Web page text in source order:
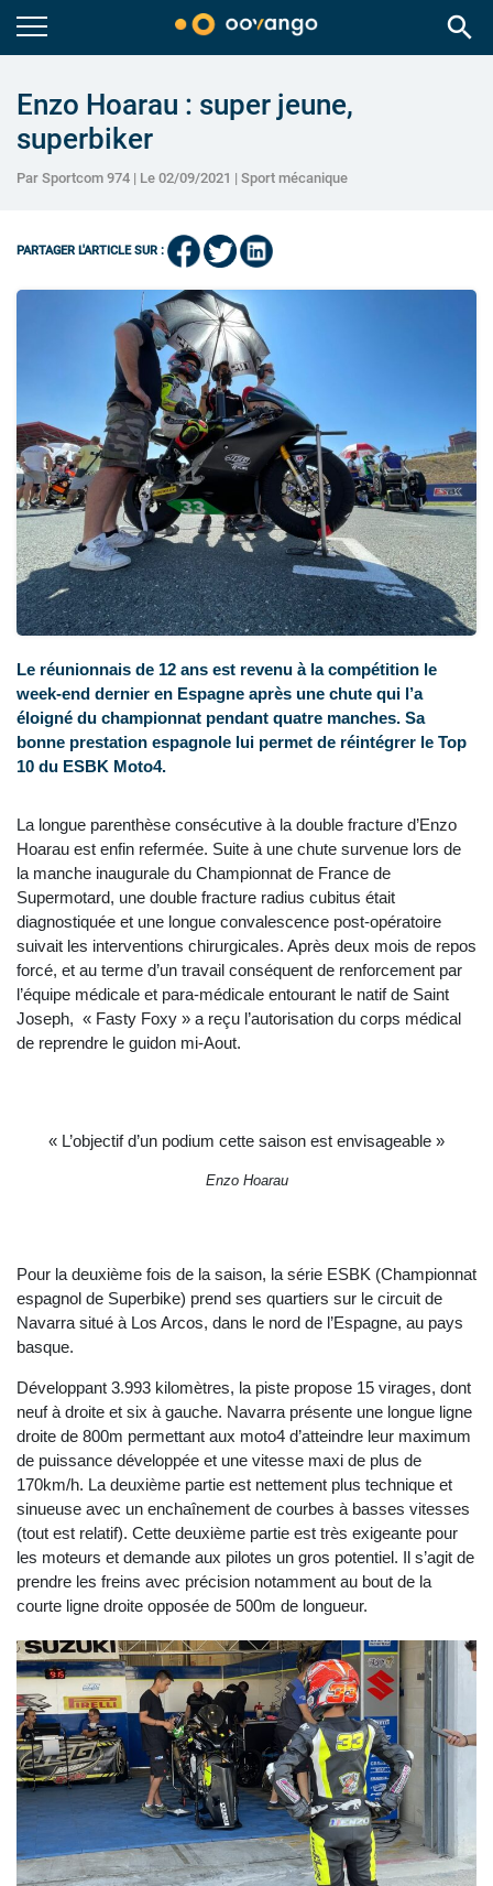
search
Enzo Hoarau : super jeune,
superbiker
Par Sportcom 974 | Le 02/09/2021 | Sport mécanique
PARTAGER L'ARTICLE SUR :
Le réunionnais de 12 ans est revenu à la compétition le
week-end dernier en Espagne après une chute qui l’a
éloigné du championnat pendant quatre manches. Sa
bonne prestation espagnole lui permet de réintégrer le Top
10 du ESBK Moto4.
La longue parenthèse consécutive à la double fracture d’Enzo
Hoarau est enfin refermée. Suite à une chute survenue lors de
la manche inaugurale du Championnat de France de
Supermotard, une double fracture radius cubitus était
diagnostiquée et une longue convalescence post-opératoire
suivait les interventions chirurgicales. Après deux mois de repos
forcé, et au terme d’un travail conséquent de renforcement par
l’équipe médicale et para-médicale entourant le natif de Saint
Joseph, « Fasty Foxy » a reçu l’autorisation du corps médical
de reprendre le guidon mi-Aout.
« L’objectif d’un podium cette saison est envisageable »
Enzo Hoarau
Pour la deuxième fois de la saison, la série ESBK (Championnat
espagnol de Superbike) prend ses quartiers sur le circuit de
Navarra situé à Los Arcos, dans le nord de l’Espagne, au pays
basque.
Développant 3.993 kilomètres, la piste propose 15 virages, dont
neuf à droite et six à gauche. Navarra présente une longue ligne
droite de 800m permettant aux moto4 d’atteindre leur maximum
de puissance développée et une vitesse maxi de plus de
170km/h. La deuxième partie est nettement plus technique et
sinueuse avec un enchaînement de courbes à basses vitesses
(tout est relatif). Cette deuxième partie est très exigeante pour
les moteurs et demande aux pilotes un gros potentiel. Il s’agit de
prendre les freins avec précision notamment au bout de la
courte ligne droite opposée de 500m de longueur.